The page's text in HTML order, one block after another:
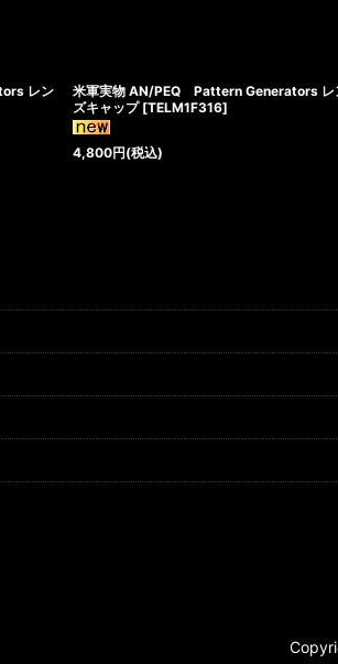
レン
米軍実物 AN/PEQ Pattern Generators レ
ズキャップ [TELM1F316]
4,800円(税込)